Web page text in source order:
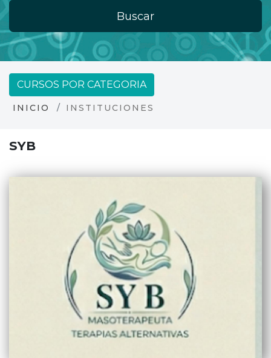
Buscar
CURSOS POR CATEGORIA
INICIO INSTITUCIONES
SYB